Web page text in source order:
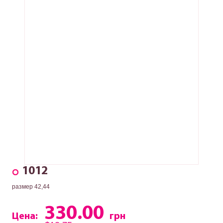
1012
размер 42,44
Цена: 330.00
грн